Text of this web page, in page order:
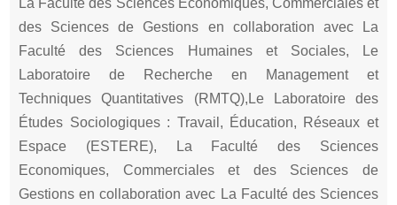
des Sciences de Gestions en collaboration avec La
Faculté des Sciences Humaines et Sociales, Le
Laboratoire de Recherche en Management et
Techniques Quantitatives (RMTQ),Le Laboratoire des
Études Sociologiques : Travail, Éducation, Réseaux et
Espace (ESTERE), La Faculté des Sciences
Economiques, Commerciales et des Sciences de
Gestions en collaboration avec La Faculté des Sciences